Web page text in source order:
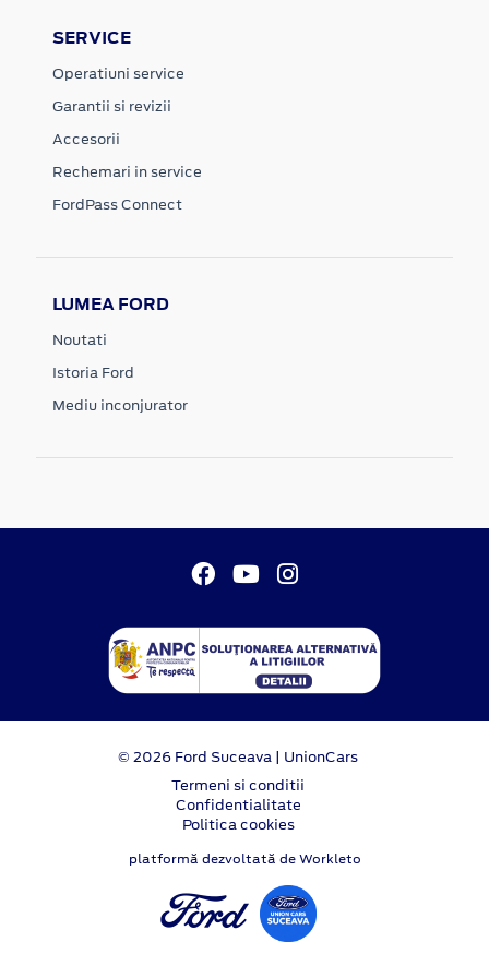
SERVICE
Operatiuni service
Garantii si revizii
Accesorii
Rechemari in service
FordPass Connect
LUMEA FORD
Noutati
Istoria Ford
Mediu inconjurator
© 2026 Ford Suceava | UnionCars
Termeni si conditii
Confidentialitate
Politica cookies
platformă dezvoltată de Workleto